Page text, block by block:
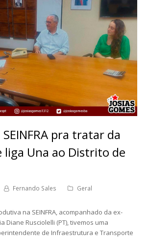
pra tratar da
liga Una ao Distrito de
Fernando Sales
Geral
na SEINFRA, acompanhado da ex-
Diane Rusciolelli (PT), tivemos uma
de Infraestrutura e Transporte